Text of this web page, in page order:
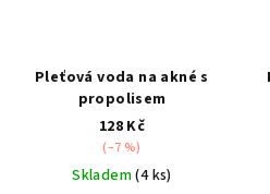
Pleťová voda na akné s
propolisem
128 Kč
(–7 %)
Skladem(4 ks)